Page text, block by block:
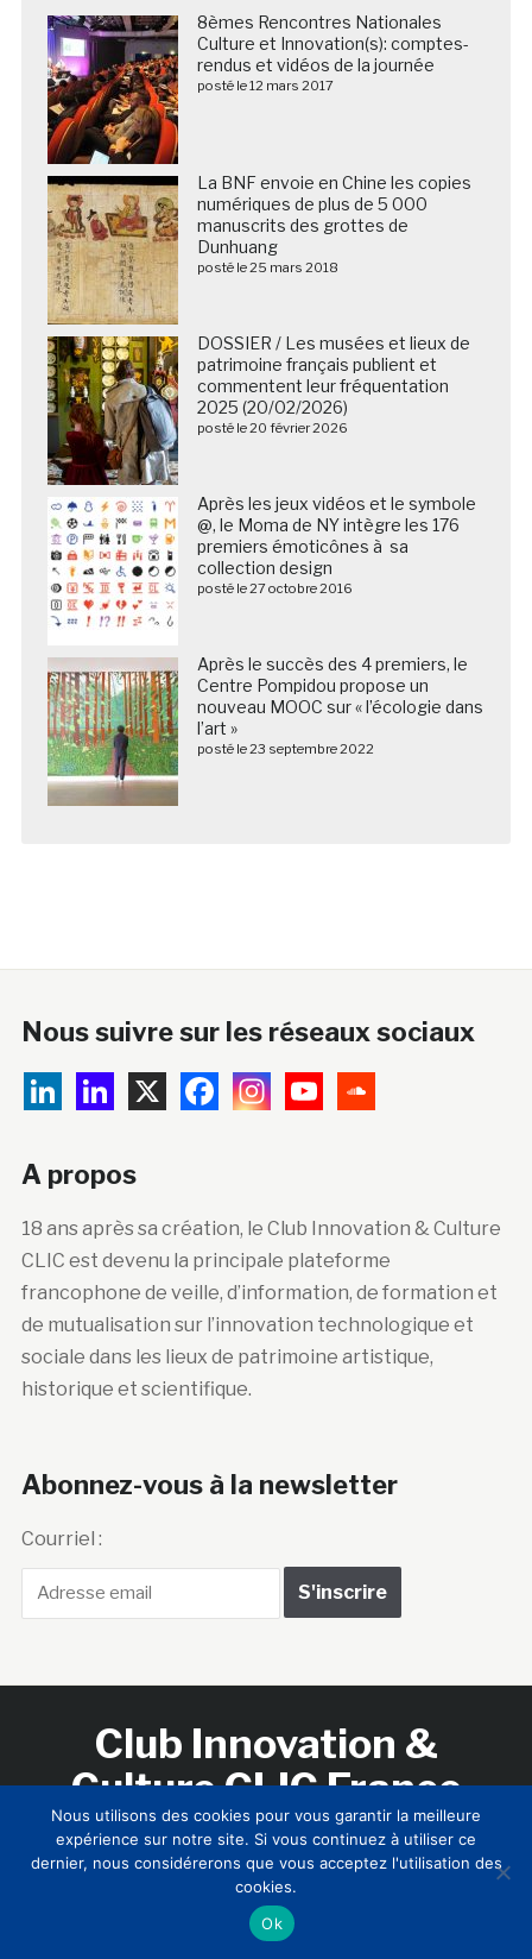
8èmes Rencontres Nationales
Culture et Innovation(s): comptes-
rendus et vidéos de la journée
posté le 12 mars 2017
La BNF envoie en Chine les copies
numériques de plus de 5 000
manuscrits des grottes de
Dunhuang
posté le 25 mars 2018
DOSSIER / Les musées et lieux de
patrimoine français publient et
commentent leur fréquentation
2025 (20/02/2026)
posté le 20 février 2026
Après les jeux vidéos et le symbole
@, le Moma de NY intègre les 176
premiers émoticônes à sa
collection design
posté le 27 octobre 2016
Après le succès des 4 premiers, le
Centre Pompidou propose un
nouveau MOOC sur « l’écologie dans
l’art »
posté le 23 septembre 2022
Nous suivre sur les réseaux sociaux
A propos
18 ans après sa création, le Club Innovation & Culture
CLIC est devenu la principale plateforme
francophone de veille, d’information, de formation et
de mutualisation sur l’innovation technologique et
sociale dans les lieux de patrimoine artistique,
historique et scientifique.
Abonnez-vous à la newsletter
Courriel :
Club Innovation &
Culture CLIC France
Accueil BIENVENUE ! LE CLUB MEMBRES
RNCI
CONTACTS
Nous utilisons des cookies pour vous garantir la meilleure
expérience sur notre site. Si vous continuez à utiliser ce
dernier, nous considérerons que vous acceptez l'utilisation des
cookies.
Ok